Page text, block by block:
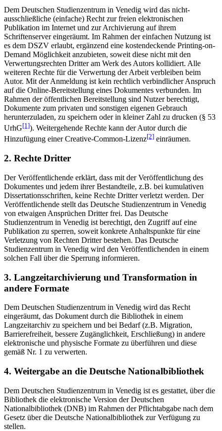
Dem Deutschen Studienzentrum in Venedig wird das nicht-
ausschließliche (einfache) Recht zur freien elektronischen
Publikation im Internet und zur Archivierung auf ihrem
Schriftenserver eingeräumt. Im Rahmen der einfachen Nutzung ist
es dem DSZV erlaubt, ergänzend eine kostendeckende Printing-on-
Demand Möglichkeit anzubieten, soweit diese nicht mit den
Verwertungsrechten Dritter am Werk des Autors kollidiert. Alle
weiteren Rechte für die Verwertung der Arbeit verbleiben beim
Autor. Mit der Anmeldung ist kein rechtlich verbindlicher Anspruch
auf die Online-Bereitstellung eines Dokumentes verbunden. Im
Rahmen der öffentlichen Bereitstellung sind Nutzer berechtigt,
Dokumente zum privaten und sonstigen eigenen Gebrauch
herunterzuladen, zu speichern oder in kleiner Zahl zu drucken (§ 53
UrhG[1]). Weitergehende Rechte kann der Autor durch die
Hinzufügung einer Creative-Common-Lizenz[2] einräumen.
2. Rechte Dritter
Der Veröffentlichende erklärt, dass mit der Veröffentlichung des
Dokumentes und jedem ihrer Bestandteile, z.B. bei kumulativen
Dissertationsschriften, keine Rechte Dritter verletzt werden. Der
Veröffentlichende stellt das Deutsche Studienzentrum in Venedig
von etwaigen Ansprüchen Dritter frei. Das Deutsche
Studienzentrum in Venedig ist berechtigt, den Zugriff auf eine
Publikation zu sperren, soweit konkrete Anhaltspunkte für eine
Verletzung von Rechten Dritter bestehen. Das Deutsche
Studienzentrum in Venedig wird den Veröffentlichenden in einem
solchen Fall über die Sperrung informieren.
3. Langzeitarchivierung und Transformation in
andere Formate
Dem Deutschen Studienzentrum in Venedig wird das Recht
eingeräumt, das Dokument durch die Bibliothek in einem
Langzeitarchiv zu speichern und bei Bedarf (z.B. Migration,
Barrierefreiheit, bessere Zugänglichkeit, Erschließung) in andere
elektronische und physische Formate zu überführen und diese
gemäß Nr. 1 zu verwerten.
4. Weitergabe an die Deutsche Nationalbibliothek
Dem Deutschen Studienzentrum in Venedig ist es gestattet, über die
Bibliothek die elektronische Version der Deutschen
Nationalbibliothek (DNB) im Rahmen der Pflichtabgabe nach dem
Gesetz über die Deutsche Nationalbibliothek zur Verfügung zu
stellen.